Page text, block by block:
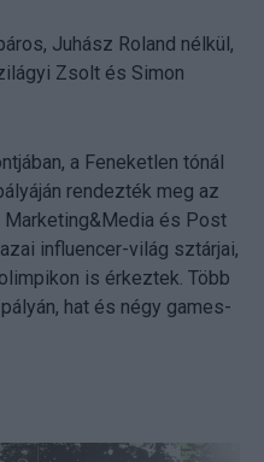
Juhász Roland nélkül,
Zsolt és Simon
a Feneketlen tónál
rendezték meg az
Marketing&Media és Post
influencer-világ sztárjai,
is érkeztek. Több
hat és négy games-